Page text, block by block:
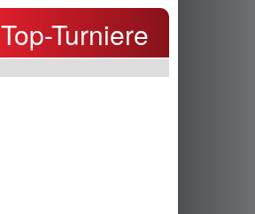
Top-Turniere